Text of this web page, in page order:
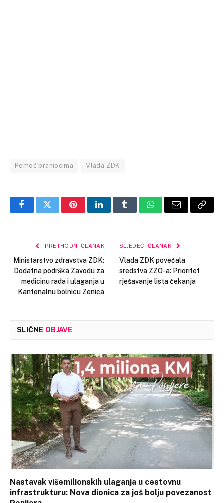
Pomoć braniocima Vlada ZDK
FacebookTwitterPinterestLinkedInTumblrWhatsApp
Email Copy
PRETHODNI ČLANAK
Ministarstvo zdravstva ZDK:
Dodatna podrška Zavodu za
medicinu rada i ulaganja u
Kantonalnu bolnicu Zenica
SLJEDEĆI ČLANAK
Vlada ZDK povećala
sredstva ZZO-a: Prioritet
rješavanje lista čekanja
SLIČNE OBJAVE
Nastavak višemilionskih ulaganja u cestovnu
infrastrukturu: Nova dionica za još bolju povezanost